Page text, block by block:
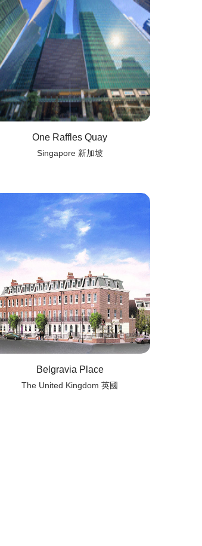
One Raffles Quay
Singapore 新加坡
Belgravia Place
The United Kingdom 英國